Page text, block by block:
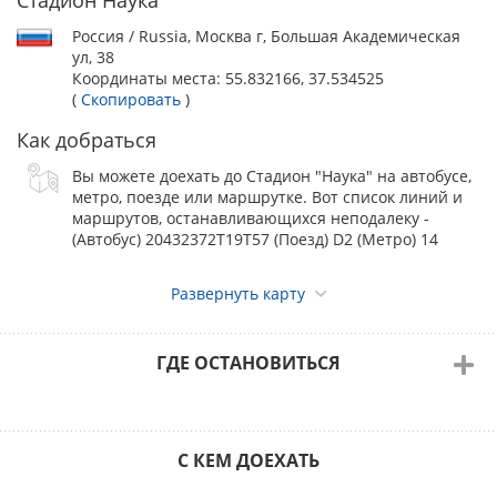
МЫ НЕ ЗАПИСЫВАЕМ ПО ГАРАНТИЙНЫМ
ПИСЬМАМ. В СЛУЧАЕ НЕОПЛАТЫ ДО КОНЦА
ЗАПИСИ, ВСЕ НЕОПЛАЧЕННЫЕ СОБАКИ БУДУТ
УДАЛЕНЫ ИЗ КАТАЛОГОВ.
ОТЛИЧНАЯ НОВОСТЬ ДЛЯ СОБАК ИЗ
РЕГИОНОВ, ВЕСЬ ПЕРИОД ЗАПИСИ У ВАС
ДЕЙСТВУЕТ ДОПОЛНИТЕЛЬНАЯ СКИДКА
зарегистрированных в г. Москве, М.О., г. Санкт-Петербурге)
ИНДИВИДУАЛЬНАЯ СКИДКА НА ГРУППОВУЮ
ПРОВЕДЕНИЕ КЛИНИЧЕСКОЙ ОЦЕНКИ СОСТОЯНИЯ
Россия / Russia, Москва г, Большая Академическая
ул, 38
Координаты места: 55.832166, 37.534525
( Скопировать )
Как добраться
Вы можете доехать до Стадион "Наука" на автобусе,
метро, поезде или маршрутке. Вот список линий и
маршрутов, останавливающихся неподалеку -
(Автобус) 20432372Т19Т57 (Поезд) D2 (Метро) 14
Развернуть карту
ГДЕ ОСТАНОВИТЬСЯ
С КЕМ ДОЕХАТЬ